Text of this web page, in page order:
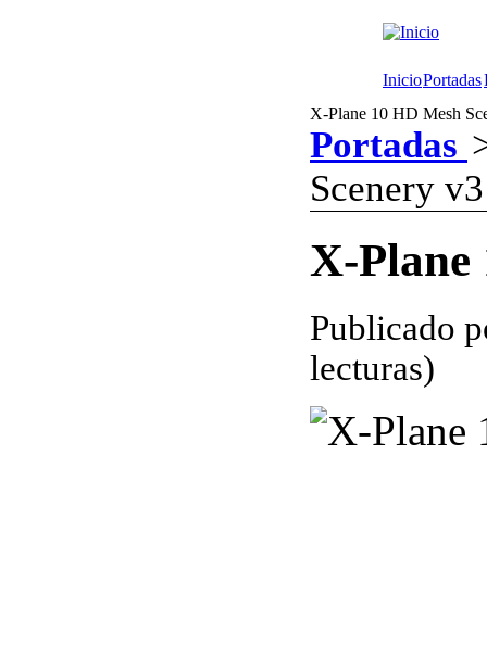
InicioPortadas
X-Plane 10 HD Mesh
Portadas
Scenery v3
X-Plane
Publicado
lecturas)